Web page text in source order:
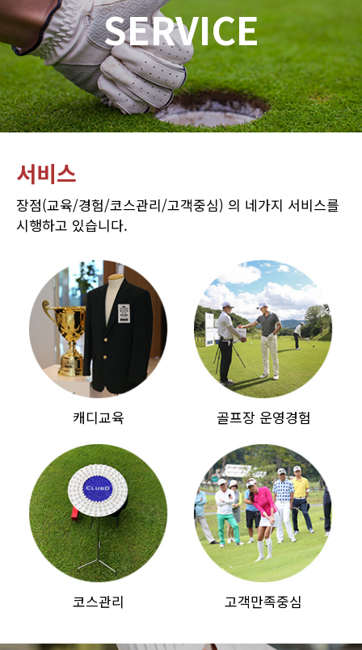
SERVICE
서비스
장점(교육/경험/코스관리/고객중심) 의 네가지 서비스를
시행하고 있습니다.
캐디교육 골프장 운영경험
코스관리 고객만족중심